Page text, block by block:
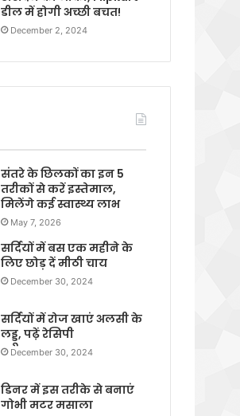
डील में होगी अच्छी बचत!
December 2, 2024
संतरे के छिलकों का इन 5
तरीकों से करें इस्तेमाल,
मिलेंगे कई स्वास्थ्य लाभ
May 7, 2026
सर्दियों में बस एक महीने के
लिए छोड़ दें मीठी चाय
December 30, 2024
सर्दियों में रोज खाएं अलसी के
लड्डू, पढ़ें रेसिपी
December 30, 2024
डिनर में इस तरीके से बनाएं
गोभी मटर मसाला